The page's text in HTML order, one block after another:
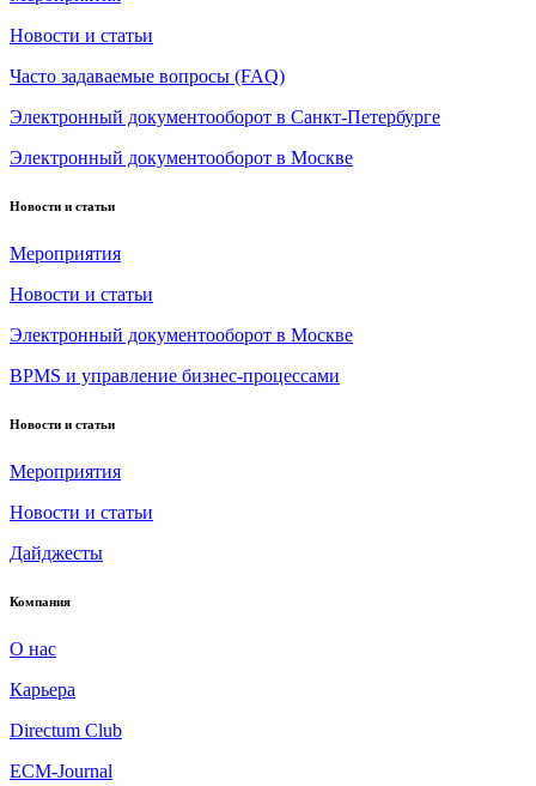
Новости и статьи
Часто задаваемые вопросы (FAQ)
Электронный документооборот в Санкт-Петербурге
Электронный документооборот в Москве
Новости и статьи
Мероприятия
Новости и статьи
Электронный документооборот в Москве
BPMS и управление бизнес-процессами
Новости и статьи
Мероприятия
Новости и статьи
Дайджесты
Компания
О нас
Карьера
Directum Club
ECM-Journal